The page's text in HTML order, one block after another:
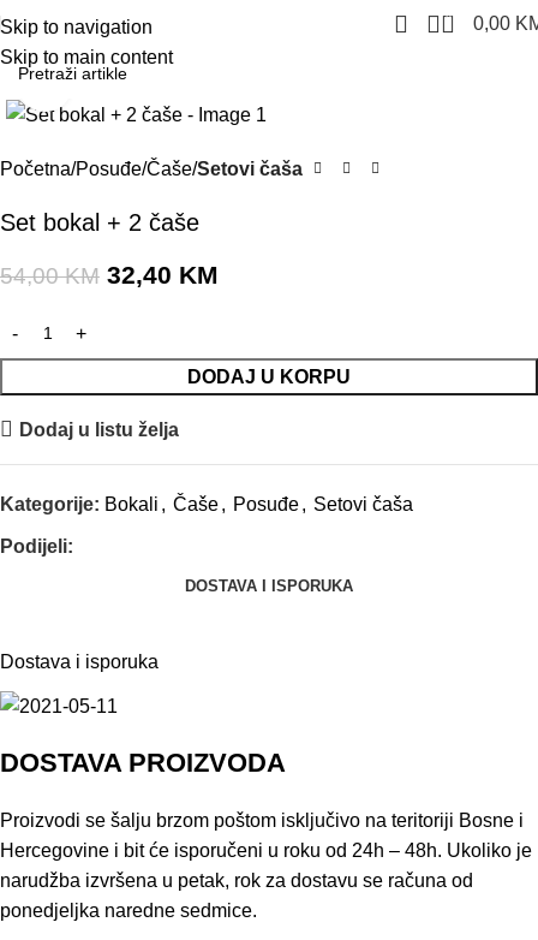
Skip to navigation
Skip to main content
0 0,00
Click to enlarge
Početna Posuđe Čaše Setovi čaša
Set bokal + 2 čaše
54,00KM 32,40 KM
DODAJ U KORPU
Dodaj u listu želja
Kategorije: Bokali , Čaše, Posuđe, Setovi čaša
Podijeli:
DOSTAVA I ISPORUKA
Dostava i isporuka
DOSTAVA PROIZVODA
Proizvodi se šalju brzom poštom isključivo na teritoriji Bosne i
Hercegovine i bit će isporučeni u roku od 24h – 48h. Ukoliko je
narudžba izvršena u petak, rok za dostavu se računa od
ponedjeljka naredne sedmice.